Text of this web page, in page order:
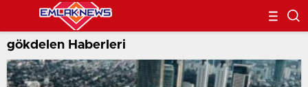
gökdelen Haberleri